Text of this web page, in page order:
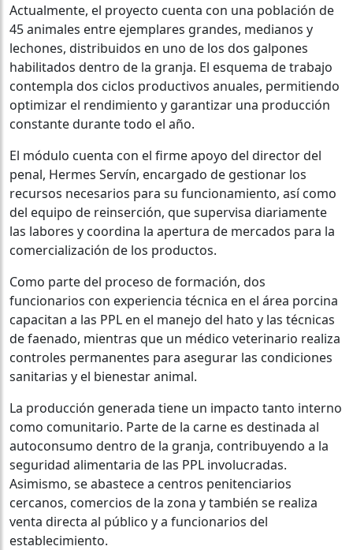
Actualmente, el proyecto cuenta con una población de
45 animales entre ejemplares grandes, medianos y
lechones, distribuidos en uno de los dos galpones
habilitados dentro de la granja. El esquema de trabajo
contempla dos ciclos productivos anuales, permitiendo
optimizar el rendimiento y garantizar una producción
constante durante todo el año.
El módulo cuenta con el firme apoyo del director del
penal, Hermes Servín, encargado de gestionar los
recursos necesarios para su funcionamiento, así como
del equipo de reinserción, que supervisa diariamente
las labores y coordina la apertura de mercados para la
comercialización de los productos.
Como parte del proceso de formación, dos
funcionarios con experiencia técnica en el área porcina
capacitan a las PPL en el manejo del hato y las técnicas
de faenado, mientras que un médico veterinario realiza
controles permanentes para asegurar las condiciones
sanitarias y el bienestar animal.
La producción generada tiene un impacto tanto interno
como comunitario. Parte de la carne es destinada al
autoconsumo dentro de la granja, contribuyendo a la
seguridad alimentaria de las PPL involucradas.
Asimismo, se abastece a centros penitenciarios
cercanos, comercios de la zona y también se realiza
venta directa al público y a funcionarios del
establecimiento.